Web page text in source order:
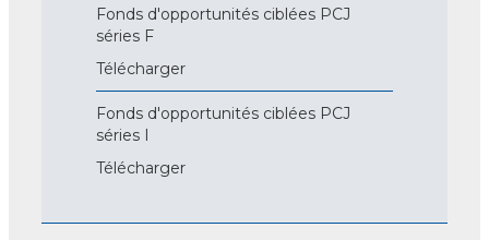
Fonds d'opportunités ciblées PCJ
séries F
Télécharger
Fonds d'opportunités ciblées PCJ
séries I
Télécharger